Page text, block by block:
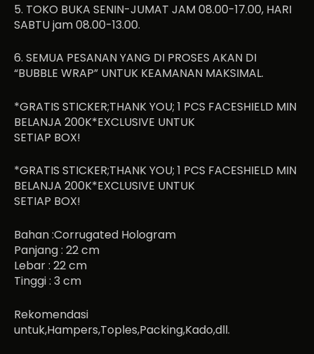
5. TOKO BUKA SENIN-JUMAT JAM 08.00-17.00, HARI
SABTU jam 08.00-13.00.
6. SEMUA PESANAN YANG DI PROSES AKAN DI
“BUBBLE WRAP” UNTUK KEAMANAN MAKSIMAL.
*GRATIS STICKER;THANK YOU; 1 PCS FACESHIELD MIN
BELANJA 200K*EXCLUSIVE UNTUK
SETIAP BOX!
*GRATIS STICKER;THANK YOU; 1 PCS FACESHIELD MIN
BELANJA 200K*EXCLUSIVE UNTUK
SETIAP BOX!
Bahan :Corrugated Hologram
Panjang : 22 cm
Lebar : 22 cm
Tinggi : 3 cm
Rekomendasi
untuk,Hampers,Toples,Packing,Kado,dll.